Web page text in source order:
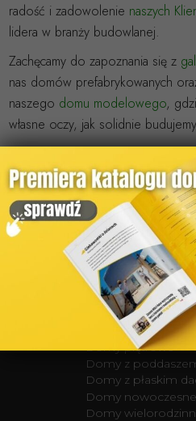
radość i zadowolenie naszych
lidera w branży budowlanej.
Zachęcamy do zapoznania się z
nas domów prefabrykowanych
naszego domu modelowego,
własne oczy, jak solidnie
Wybierz swój
Domy gotowe
Domy parterowe
Domy piętrowe
Domy z
Domy z płaskim
Domy nowoczesne
Domy